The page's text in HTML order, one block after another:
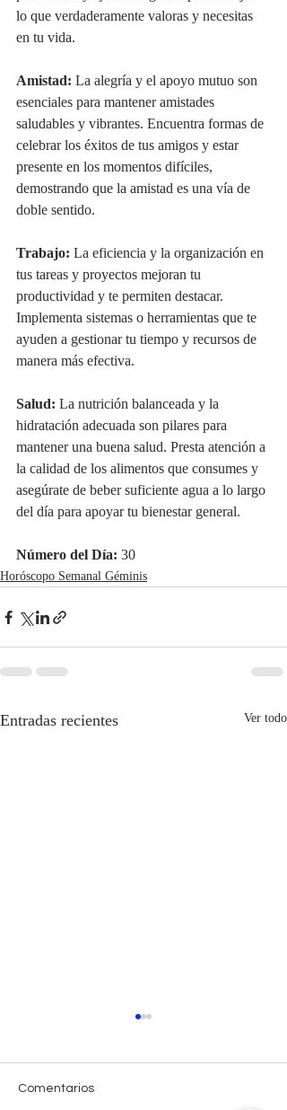
lo que verdaderamente valoras y necesitas
en tu vida.
Amistad: La alegría y el apoyo mutuo son
esenciales para mantener amistades
saludables y vibrantes. Encuentra formas de
celebrar los éxitos de tus amigos y estar
presente en los momentos difíciles,
demostrando que la amistad es una vía de
doble sentido.
Trabajo: La eficiencia y la organización en
tus tareas y proyectos mejoran tu
productividad y te permiten destacar.
Implementa sistemas o herramientas que te
ayuden a gestionar tu tiempo y recursos de
manera más efectiva.
Salud: La nutrición balanceada y la
hidratación adecuada son pilares para
mantener una buena salud. Presta atención a
la calidad de los alimentos que consumes y
asegúrate de beber suficiente agua a lo largo
del día para apoyar tu bienestar general.
Número del Día: 30
Horóscopo Semanal Géminis
Entradas recientes Ver todo
Comentarios